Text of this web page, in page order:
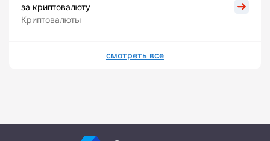
за криптовалюту
Криптовалюты
смотреть все